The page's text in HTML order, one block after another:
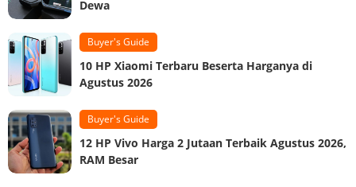
Dewa
Buyer's Guide
10 HP Xiaomi Terbaru Beserta Harganya di
Agustus 2026
Buyer's Guide
12 HP Vivo Harga 2 Jutaan Terbaik Agustus 2026,
RAM Besar